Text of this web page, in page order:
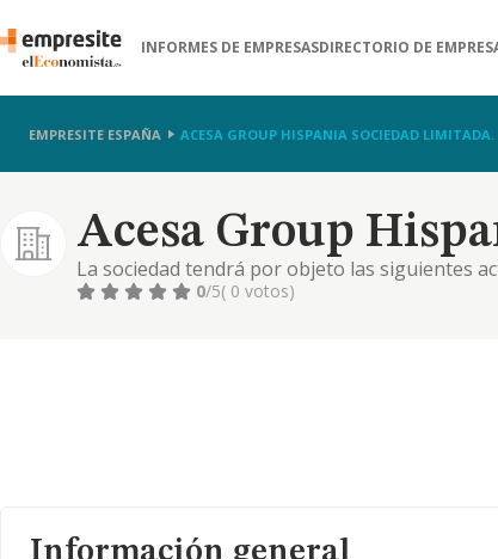
INFORMES DE EMPRESASDIRECTORIO DE
EMPRESITE ESPAÑA ACESA GROUP HISPANIA SOCIEDAD LIMITADA.
Acesa Group
La sociedad tendrá por objeto las siguientes
edificios e inmuebles, recepcionistas y
0/5( 0 votos)